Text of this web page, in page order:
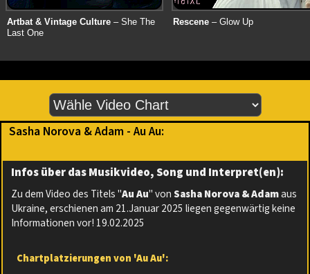
Artbat & Vintage Culture – She The
Last One
Rescene – Glow Up
Sasha Norova & Adam - Au Au:
Infos über das Musikvideo, Song und Interpret(en):
Zu dem Video des Titels "Au Au" vonSasha Norova & Adamaus
Ukraine, erschienen am 21.Januar 2025 liegen gegenwärtig keine
Informationen vor! 19.02.2025
Chartplatzierungen von 'Au Au':